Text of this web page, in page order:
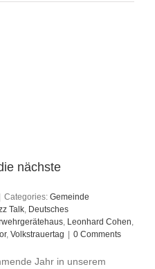
nächste
Categories: Gemeinde
Talk, Deutsches
, Leonhard Cohen,
, Volkstrauertag 0 Comments
Jahr in unserem